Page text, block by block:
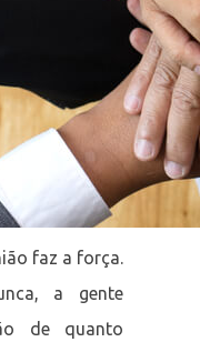
faz a força.
a gente
de quanto